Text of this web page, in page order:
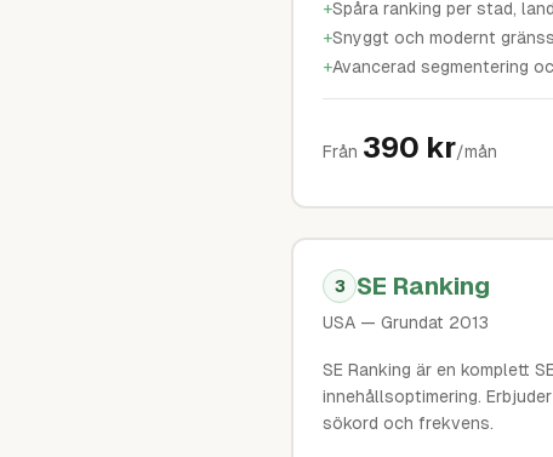
+Spåra ranking per stad,
+Snyggt och modernt
+Avancerad segmentering
Från 390 kr/mån
3 SE Ranking
USA — Grundat 2013
SE Ranking är en komplett
innehållsoptimering.
sökord och frekvens.